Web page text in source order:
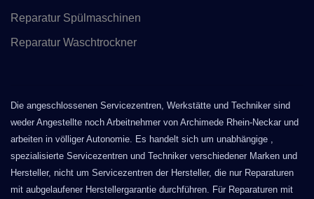
Reparatur Spülmaschinen
Reparatur Waschtrockner
Die angeschlossenen Servicezentren, Werkstätte und Techniker sind
weder Angestellte noch Arbeitnehmer von Archimede Rhein-Neckar und
arbeiten in völliger Autonomie. Es handelt sich um unabhängige ,
spezialisierte Servicezentren und Techniker verschiedener Marken und
Hersteller, nicht um Servicezentren der Hersteller, die nur Reparaturen
mit aubgelaufener Herstellergarantie durchführen. Für Reparaturen mit